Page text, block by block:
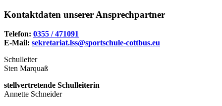
Kontaktdaten unserer Ansprechpartner
Telefon: 0355 / 471091
E-Mail: sekretariat.lss@sportschule-cottbus.eu
Schulleiter
Sten Marquaß
stellvertretende Schulleiterin
Annette Schneider